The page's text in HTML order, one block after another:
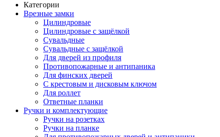
Категории
Врезные замки
Цилиндровые
Цилиндровые с защёлкой
Сувальдные
Сувальдные с защёлкой
Для дверей из профиля
Противопожарные и антипаника
Для финских дверей
С крестовым и дисковым ключом
Для роллет
Ответные планки
Ручки и комплектующие
Ручки на розетках
Ручки на планке